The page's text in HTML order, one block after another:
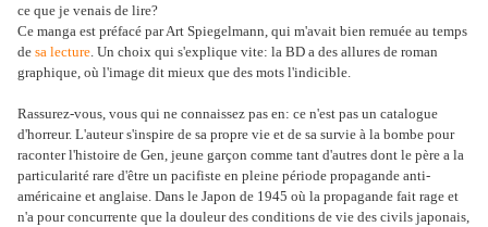
ce que je venais de lire?
Ce manga est préfacé par Art Spiegelmann, qui m'avait bien remuée au temps
de sa lecture. Un choix qui s'explique vite: la BD a des allures de roman
graphique, où l'image dit mieux que des mots l'indicible.
Rassurez-vous, vous qui ne connaissez pas en: ce n'est pas un catalogue
d'horreur. L'auteur s'inspire de sa propre vie et de sa survie à la bombe pour
raconter l'histoire de Gen, jeune garçon comme tant d'autres dont le père a la
particularité rare d'être un pacifiste en pleine période propagande anti-
américaine et anglaise. Dans le Japon de 1945 où la propagande fait rage et
n'a pour concurrente que la douleur des conditions de vie des civils japonais,